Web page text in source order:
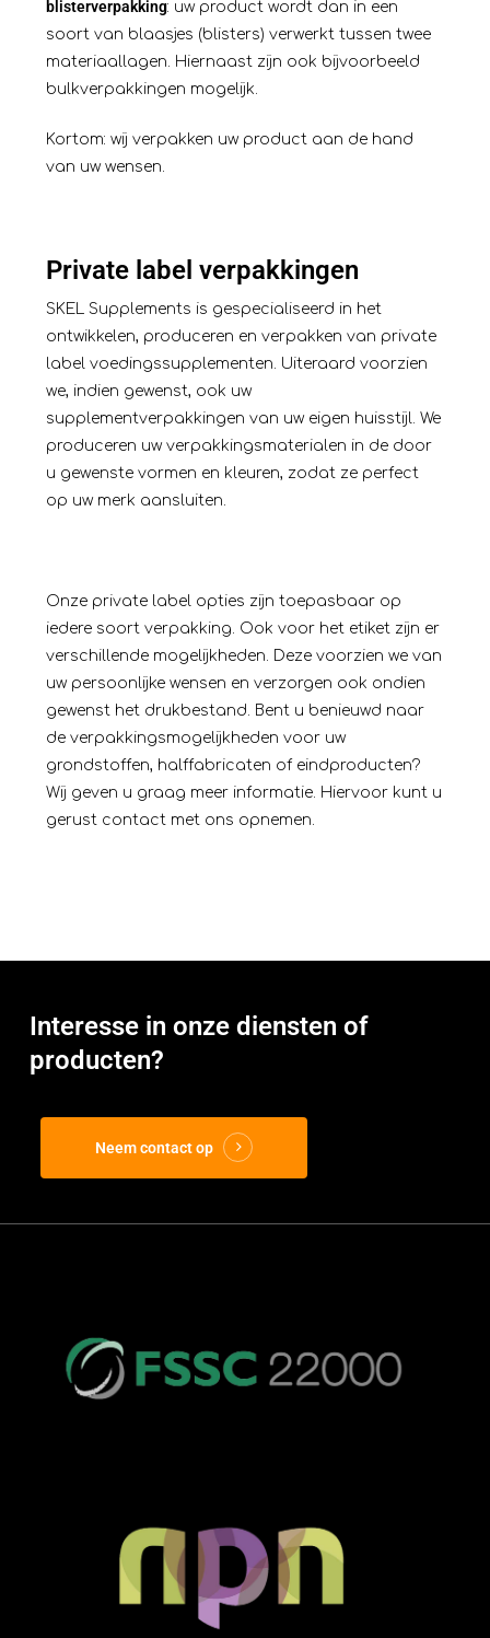
blisterverpakking: uw product wordt dan in een
soort van blaasjes (blisters) verwerkt tussen twee
materiaallagen. Hiernaast zijn ook bijvoorbeeld
bulkverpakkingen mogelijk.
Kortom: wij verpakken uw product aan de hand
van uw wensen.
Private label verpakkingen
SKEL Supplements is gespecialiseerd in het
ontwikkelen, produceren en verpakken van private
label voedingssupplementen. Uiteraard voorzien
we, indien gewenst, ook uw
supplementverpakkingen van uw eigen huisstijl. We
produceren uw verpakkingsmaterialen in de door
u gewenste vormen en kleuren, zodat ze perfect
op uw merk aansluiten.
Onze private label opties zijn toepasbaar op
iedere soort verpakking. Ook voor het etiket zijn er
verschillende mogelijkheden. Deze voorzien we van
uw persoonlijke wensen en verzorgen ook ondien
gewenst het drukbestand. Bent u benieuwd naar
de verpakkingsmogelijkheden voor uw
grondstoffen, halffabricaten of eindproducten?
Wij geven u graag meer informatie. Hiervoor kunt u
gerust contactmet ons opnemen.
Interesse in onze diensten of
producten?
Neem contact op